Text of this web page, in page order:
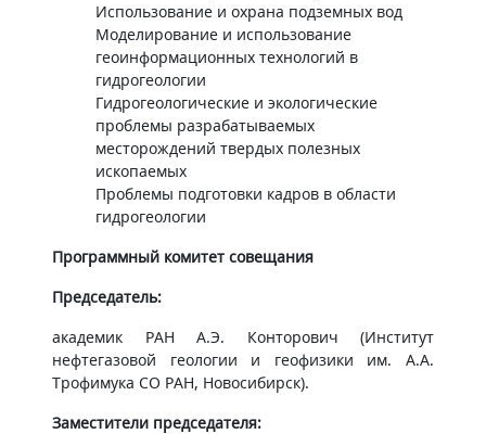
Использование и охрана подземных вод
Моделирование и использование
геоинформационных технологий в
гидрогеологии
Гидрогеологические и экологические
проблемы разрабатываемых
месторождений твердых полезных
ископаемых
Проблемы подготовки кадров в области
гидрогеологии​
Программный комитет совещания
Председатель:
академик РАН А.Э. Конторович (Институт
нефтегазовой геологии и геофизики им. А.А.
Трофимука СО РАН, Новосибирск).
Заместители председателя: